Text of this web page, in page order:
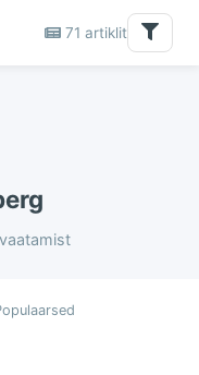
71 artiklit